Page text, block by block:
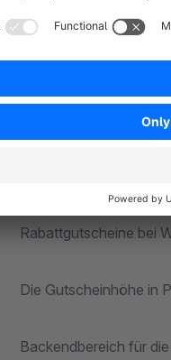
Modul Basis
Dieses Modul dient
Es hat folgende
Rabattgutscheine
Rabattgutscheine bei
Die Gutscheinhöhe in
Backendbereich für